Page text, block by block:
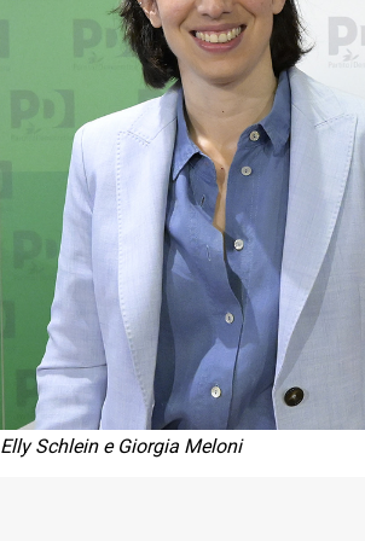
Elly Schlein e Giorgia Meloni